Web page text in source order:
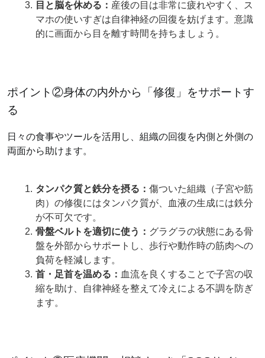
目と脳を休める： 産後の目は非常に疲れやすく、ス
マホの使いすぎは自律神経の回復を妨げます。意識
的に画面から目を離す時間を持ちましょう。
ポイント②身体の内外から「修復」をサポートす
る
日々の食事やツールを活用し、組織の回復を内側と外側の
両面から助けます。
タンパク質と鉄分を摂る： 傷ついた組織（子宮や筋
肉）の修復にはタンパク質が、血液の生成には鉄分
が不可欠です。
骨盤ベルトを適切に使う： グラグラの状態にある骨
盤を外部からサポートし、歩行や動作時の筋肉への
負荷を軽減します。
首・足首を温める： 血流を良くすることで子宮の収
縮を助け、自律神経を整えて冷えによる不調を防ぎ
ます。